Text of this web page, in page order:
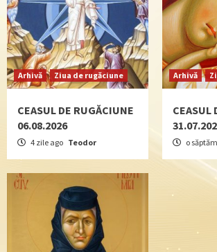
Arhivă Ziua de rugăciune
CEASUL DE RUGĂCIUNE
06.08.2026
4 zile ago Teodor
Arhivă
CEASUL
o